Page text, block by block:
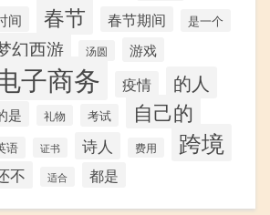
间 春节 春节期间 是一个
幻西游 汤圆 游戏
子商务 疫情 的人
是 礼物 考试 自己的
语 证书 诗人 费用 跨境
不 适合 都是